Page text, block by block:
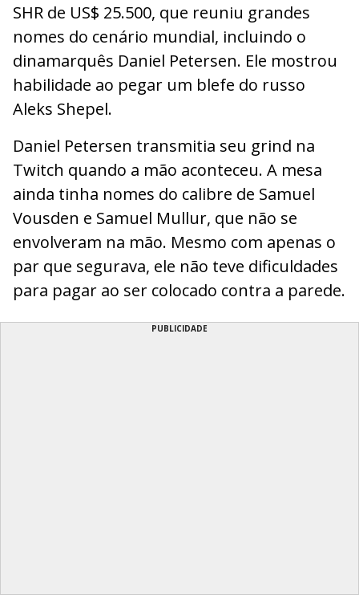
SHR de US$ 25.500, que reuniu grandes
nomes do cenário mundial, incluindo o
dinamarquês Daniel Petersen. Ele mostrou
habilidade ao pegar um blefe do russo
Aleks Shepel.
Daniel Petersen transmitia seu grind na
Twitch quando a mão aconteceu. A mesa
ainda tinha nomes do calibre de Samuel
Vousden e Samuel Mullur, que não se
envolveram na mão. Mesmo com apenas o
par que segurava, ele não teve dificuldades
para pagar ao ser colocado contra a parede.
PUBLICIDADE